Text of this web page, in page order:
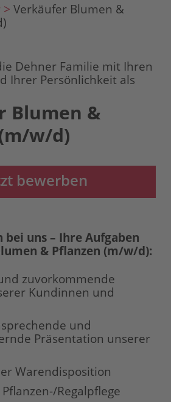
> Verkäufer Blumen &
Dehner Familie mit Ihren
Ihrer Persönlichkeit als
Blumen &
w/d)
bewerben
bei uns – Ihre Aufgaben
& Pflanzen (m/w/d):
zuvorkommende
Kundinnen und
und
Präsentation unserer
Warendisposition
Regalpflege